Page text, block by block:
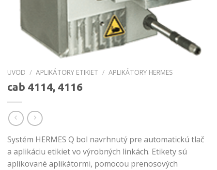
UVOD / APLIKÁTORY ETIKIET / APLIKÁTORY HERMES
cab 4114, 4116
Systém HERMES Q bol navrhnutý pre automatickú tlač
a aplikáciu etikiet vo výrobných linkách. Etikety sú
aplikované aplikátormi, pomocou prenosových